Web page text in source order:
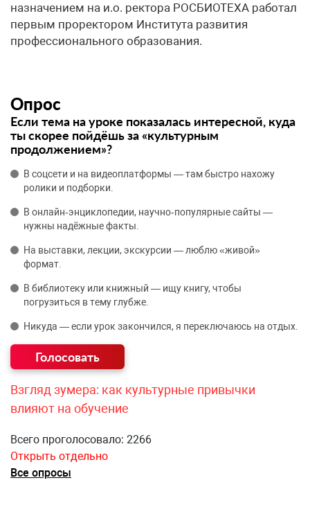
назначением на и.о. ректора РОСБИОТЕХА работал
первым проректором Института развития
профессионального образования.
Опрос
Если тема на уроке показалась интересной, куда
ты скорее пойдёшь за «культурным
продолжением»?
В соцсети и на видеоплатформы — там быстро нахожу
ролики и подборки.
В онлайн‑энциклопедии, научно‑популярные сайты —
нужны надёжные факты.
На выставки, лекции, экскурсии — люблю «живой»
формат.
В библиотеку или книжный — ищу книгу, чтобы
погрузиться в тему глубже.
Никуда — если урок закончился, я переключаюсь на отдых.
Взгляд зумера: как культурные привычки
влияют на обучение
Всего проголосовало: 2266
Открыть отдельно
Все опросы